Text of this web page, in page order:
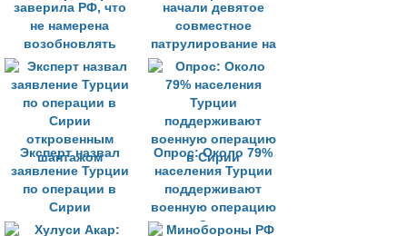
заверила РФ, что
не намерена
возобновлять
военную операцию
на севере Сирии
начали девятое
совместное
патрулирование на
северо-западе
Сирии
Эксперт назвал
заявление Турции
по операции в
Сирии
откровенным
Опрос: Около 79%
населения Турции
поддерживают
военную операцию
в Сирии